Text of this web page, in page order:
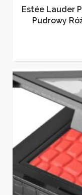
Estée Lauder
Pudrowy